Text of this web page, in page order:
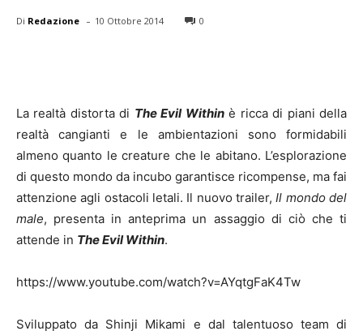
Di Redazione - 10 Ottobre 2014 0
La realtà distorta di The Evil Withinè ricca di piani della
realtà cangianti e le ambientazioni sono formidabili
almeno quanto le creature che le abitano. L’esplorazione
di questo mondo da incubo garantisce ricompense, ma fai
attenzione agli ostacoli letali. Il nuovo trailer,Il mondo del
male, presenta in anteprima un assaggio di ciò che ti
attende in The Evil Within.
https://www.youtube.com/watch?v=AYqtgFaK4Tw
Sviluppato da Shinji Mikami e dal talentuoso team di